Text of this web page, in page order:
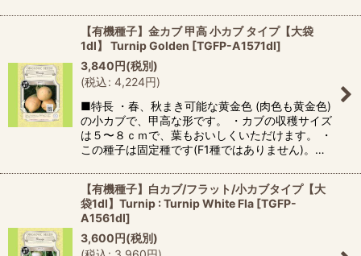
【有機種子】金カブ 甲高 小カブ タイプ【大袋
1dl】 Turnip Golden [TGFP-A1571dl]
3,840円(税別)
(税込: 4,224円)
■特長 ・春、秋まき可能な黄金色 (肉色も黄金色)
の小カブで、甲高な形です。 ・カブの収穫サイズ
は５〜８ｃｍで、葉もおいしくいただけます。 ・
この種子は固定種です(F1種ではありません)。…
【有機種子】白カブ/フラット/小カブタイプ【大
袋1dl】Turnip : Turnip White Fla [TGFP-
A1561dl]
3,600円(税別)